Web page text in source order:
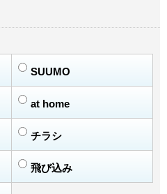
SUUMO
at home
チラシ
飛び込み